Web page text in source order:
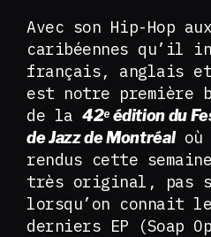
Avec son Hip-Hop
caribéennes qu’il
français, anglais
est notre première
de la 42ᵉ édition du
de Jazz de Montréaloù
rendus cette
très original, pas
lorsqu’on connait
derniers EP (Soap